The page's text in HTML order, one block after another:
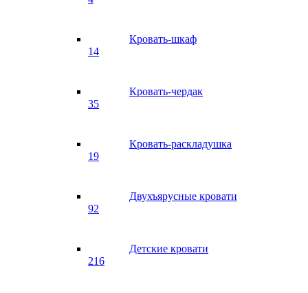
Кровать-шкаф
14
Кровать-чердак
35
Кровать-раскладушка
19
Двухъярусные кровати
92
Детские кровати
216